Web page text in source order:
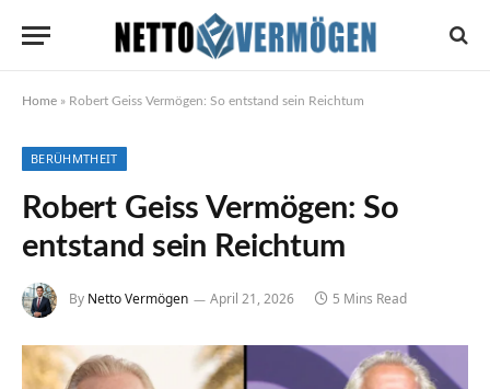
Home » Robert Geiss Vermögen: So entstand sein Reichtum
BERÜHMTHEIT
Robert Geiss Vermögen: So
entstand sein Reichtum
By Netto Vermögen April 21, 2026 5 Mins Read